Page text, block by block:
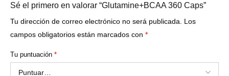
Sé el primero en valorar “Glutamine+BCAA 360 Caps”
Tu dirección de correo electrónico no será publicada.
Los
campos obligatorios están marcados con *
Tu puntuación *